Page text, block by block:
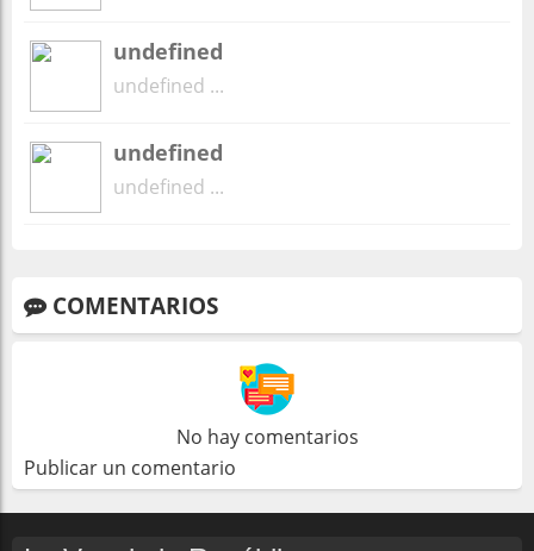
undefined
undefined ...
undefined
undefined ...
COMENTARIOS
No hay comentarios
Publicar un comentario